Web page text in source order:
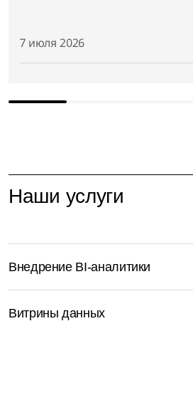
7 июля 2026
Наши услуги
Внедрение BI-аналитики
Витрины данных